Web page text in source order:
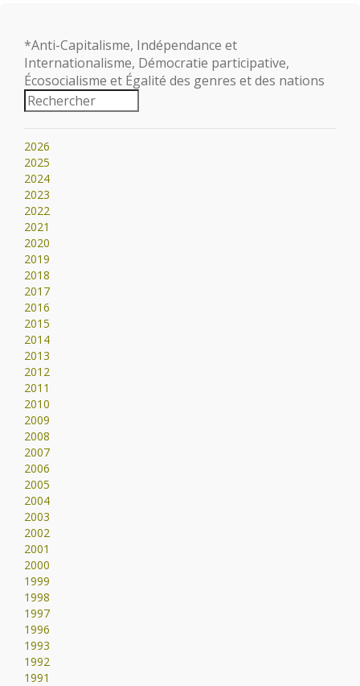
*Anti-Capitalisme, Indépendance et
Internationalisme, Démocratie participative,
Écosocialisme et Égalité des genres et des nations
2026
2025
2024
2023
2022
2021
2020
2019
2018
2017
2016
2015
2014
2013
2012
2011
2010
2009
2008
2007
2006
2005
2004
2003
2002
2001
2000
1999
1998
1997
1996
1993
1992
1991